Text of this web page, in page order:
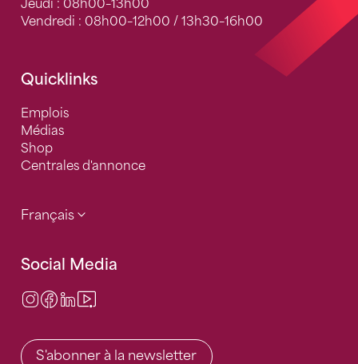
Jeudi : 08h00–13h00
Vendredi : 08h00–12h00 / 13h30–16h00
Quicklinks
Emplois
Médias
Shop
Centrales d'annonce
Français
Social Media
Instagram
Facebook
LinkedIn
S'abonner à la newsletter